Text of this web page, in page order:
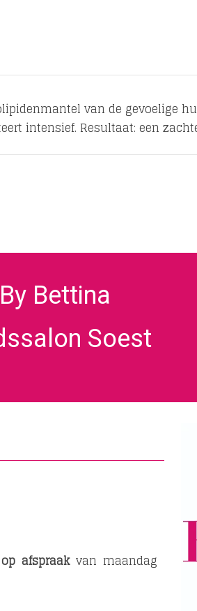
van de gevoelige
intensief. Resultaat: een
Bettina
Soest
afspraakvan maandag